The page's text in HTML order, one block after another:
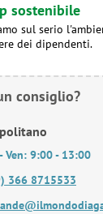
sostenibile
sul serio
dei dipendenti.
consiglio?
Ven: 9:00 - 13:00
366 8715533